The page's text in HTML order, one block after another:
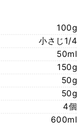
100g
小さじ1/4
50ml
150g
50g
50g
4個
600ml